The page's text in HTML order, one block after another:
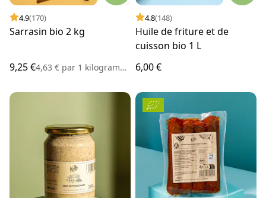
4.9(170)
Sarrasin bio 2 kg
9,25 €4,63 € par 1 kilogramme
4.8(148)
Huile de friture et de
cuisson bio 1 L
6,00 €